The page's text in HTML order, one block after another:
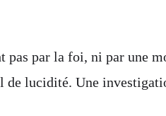
pas par la foi, ni par une
de lucidité. Une